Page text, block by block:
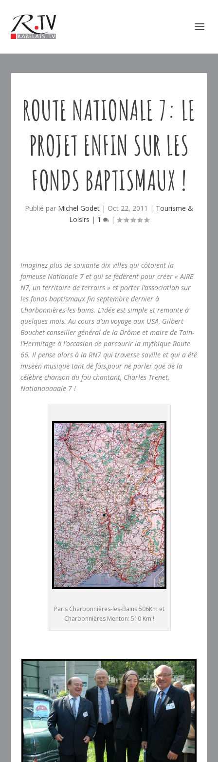
ROUTE NATIONALE 7: LE
PROJET ENFIN SUR LES
FONDS BAPTISMAUX !
Publié par Michel Godet | Oct 22, 2011 | Tourisme &
Loisirs | 1 |
Imaginez plus de soixante dix villes qui côtoient la
fameuse Nationale 7 et qui se fédèrent pour créer « AIRE
N7, un territoire de terroirs » et porter l’association sur
les fonds baptismaux fin septembre dernier à
Charbonnières-les-bains. L’idée est simple et remonte à
quelques mois. Au cours d’un voyage aux USA, Gilbert
Bouchet conseiller général de la Drôme et maire de Tain-
l’Hermitage à l’occasion de parcourir la mythique Route
66. Il pense alors à la RN7 qui traverse saville et qui a été
miseen musique tant de fois,pour ne parler que de la
célèbre chanson du fou chantant, Charles Trenet,
Nationaaaaale 7 !
Paris Charbonnières-les-Bains 506Km et
Charbonnières Menton: 510 Km !